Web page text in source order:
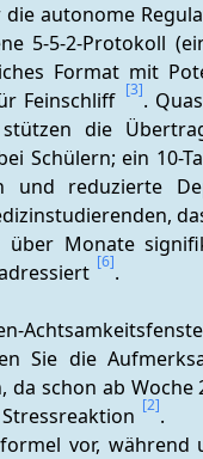
autonome
5-5-2-Protokoll
Format mit
Feinschliff [3].
die
Schülern; ein 10-
und reduzierte
über Monate
[6].
Sie die
da schon ab
[2].
vor,